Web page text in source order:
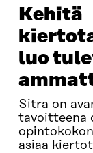
Kehitä
luo
Sitra on
tavoitteena
asiaa